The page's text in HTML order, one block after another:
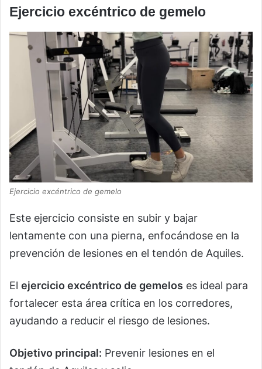
Ejercicio excéntrico de gemelo
Ejercicio excéntrico de gemelo
Este ejercicio consiste en subir y bajar
lentamente con una pierna, enfocándose en la
prevención de lesiones en el tendón de Aquiles.
El ejercicio excéntrico de gemelos es ideal para
fortalecer esta área crítica en los corredores,
ayudando a reducir el riesgo de lesiones.
Objetivo principal: Prevenir lesiones en el